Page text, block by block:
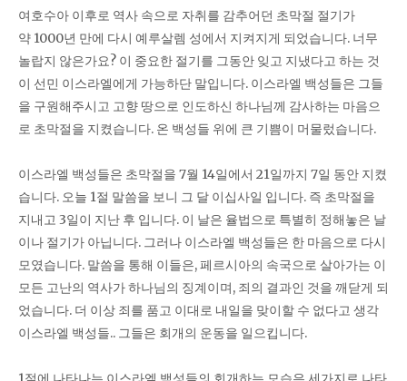
여호수아 이후로 역사 속으로 자취를 감추어던 초막절 절기가
약 1000년 만에 다시 예루살렘 성에서 지켜지게 되었습니다. 너무
놀랍지 않은가요? 이 중요한 절기를 그동안 잊고 지냈다고 하는 것
이 선민 이스라엘에게 가능하단 말입니다. 이스라엘 백성들은 그들
을 구원해주시고 고향 땅으로 인도하신 하나님께 감사하는 마음으
로 초막절을 지켰습니다. 온 백성들 위에 큰 기쁨이 머물렀습니다.
이스라엘 백성들은 초막절을 7월 14일에서 21일까지 7일 동안 지켰
습니다. 오늘 1절 말씀을 보니 그 달 이십사일 입니다. 즉 초막절을
지내고 3일이 지난 후 입니다. 이 날은 율법으로 특별히 정해놓은 날
이나 절기가 아닙니다. 그러나 이스라엘 백성들은 한 마음으로 다시
모였습니다. 말씀을 통해 이들은, 페르시아의 속국으로 살아가는 이
모든 고난의 역사가 하나님의 징계이며, 죄의 결과인 것을 깨닫게 되
었습니다. 더 이상 죄를 품고 이대로 내일을 맞이할 수 없다고 생각
이스라엘 백성들.. 그들은 회개의 운동을 일으킵니다.